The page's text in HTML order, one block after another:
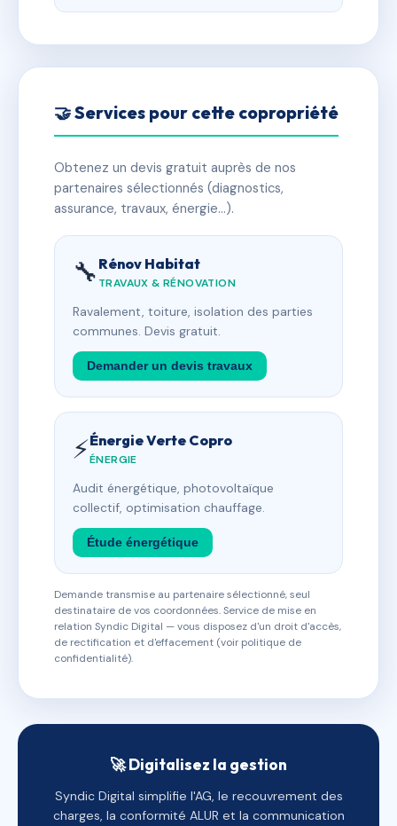
🤝 Services pour cette copropriété
Obtenez un devis gratuit auprès de nos
partenaires sélectionnés (diagnostics,
assurance, travaux, énergie…).
🔧 Rénov Habitat
TRAVAUX & RÉNOVATION
Ravalement, toiture, isolation des parties
communes. Devis gratuit.
Demander un devis travaux
⚡Énergie Verte Copro
ÉNERGIE
Audit énergétique, photovoltaïque
collectif, optimisation chauffage.
Étude énergétique
Demande transmise au partenaire sélectionné, seul
destinataire de vos coordonnées. Service de mise en
relation Syndic Digital — vous disposez d'un droit d'accès,
de rectification et d'effacement (voir politique de
confidentialité).
🚀 Digitalisez la gestion
Syndic Digital simplifie l'AG, le recouvrement des
charges, la conformité ALUR et la communication